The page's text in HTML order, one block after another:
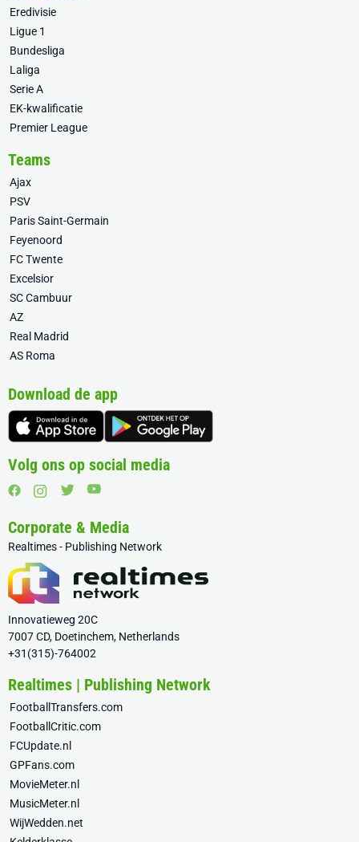
Eredivisie
Ligue 1
Bundesliga
Laliga
Serie A
EK-kwalificatie
Premier League
Teams
Ajax
PSV
Paris Saint-Germain
Feyenoord
FC Twente
Excelsior
SC Cambuur
AZ
Real Madrid
AS Roma
Download de app
Volg ons op social media
Corporate & Media
Realtimes - Publishing Network
Innovatieweg 20C
7007 CD, Doetinchem, Netherlands
+31(315)-764002
Realtimes | Publishing Network
FootballTransfers.com
FootballCritic.com
FCUpdate.nl
GPFans.com
MovieMeter.nl
MusicMeter.nl
WijWedden.net